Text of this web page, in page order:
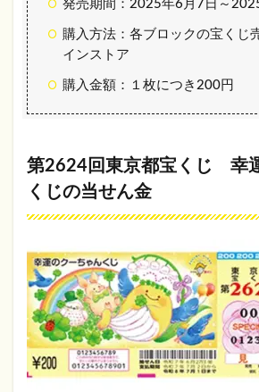
抽せ
ん日
2.6.1
抽せん
会場
と
発売期間：2025年6月7日～
購入方法：各ブロックの宝くじ
インストア
購入金額：１枚につき200円
第2624回東京都宝くじ 幸
くじの当せん金